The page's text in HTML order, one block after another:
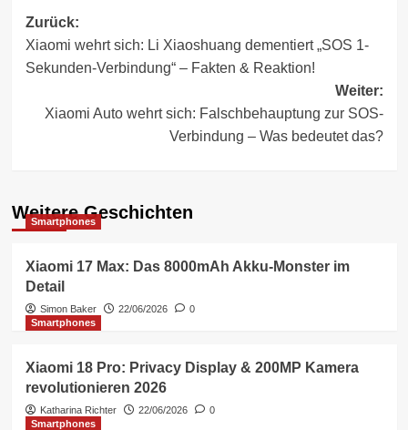
Beitragsnavigation
Zurück:
Xiaomi wehrt sich: Li Xiaoshuang dementiert „SOS 1-
Sekunden-Verbindung“ – Fakten & Reaktion!
Weiter:
Xiaomi Auto wehrt sich: Falschbehauptung zur SOS-
Verbindung – Was bedeutet das?
Weitere Geschichten
Smartphones
Xiaomi 17 Max: Das 8000mAh Akku-Monster im
Detail
Simon Baker 22/06/2026
0
Smartphones
Xiaomi 18 Pro: Privacy Display & 200MP Kamera
revolutionieren 2026
Katharina Richter 22/06/2026
0
Smartphones